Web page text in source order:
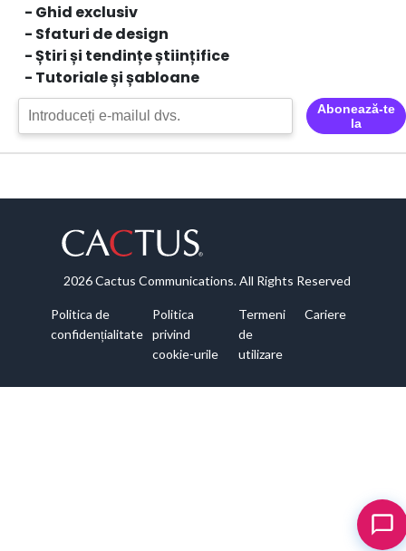
- Ghid exclusiv
- Sfaturi de design
- Știri și tendințe științifice
- Tutoriale și șabloane
Abonează-te
la
2026 Cactus Communications. All Rights Reserved
Politica de
confidențialitate
Politica
privind
cookie-urile
Termeni
de
utilizare
Cariere